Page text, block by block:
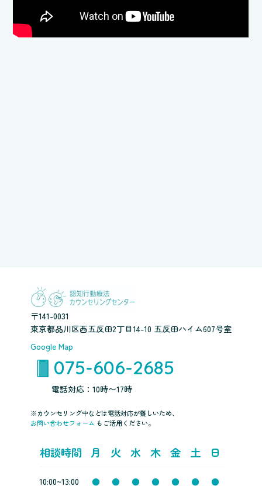
〒141-0031
東京都品川区西五反田2丁目14-10 五反田ハイム607号室
Google Map
075-606-2685
電話対応：10時〜17時
※カウンセリング中などは電話対応が難しいため、
お問い合わせフォーム もご活用ください。
相談時間 月 火 水 木 金 土 日
10:00~13:00 ● ● ● ● ● ● ●